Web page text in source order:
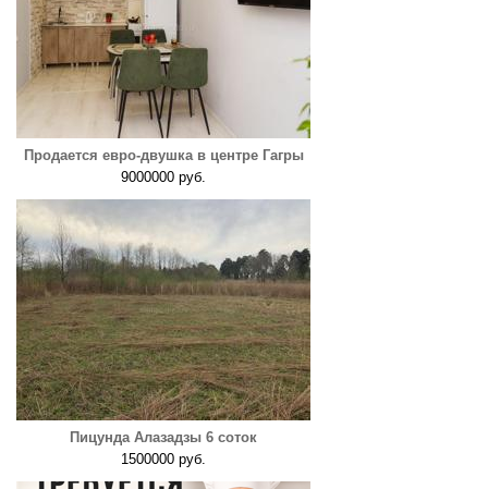
Продается евро-двушка в центре Гагры
9000000 руб.
Пицунда Алазадзы 6 соток
1500000 руб.